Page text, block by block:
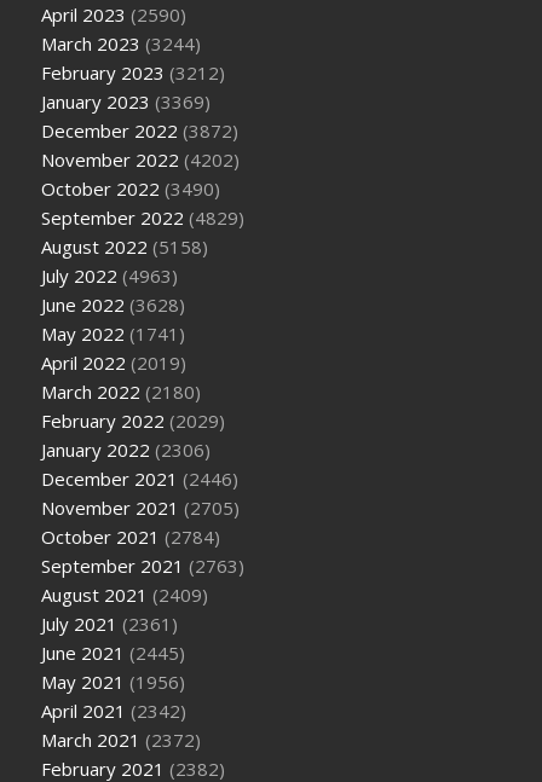
April 2023 (2590)
March 2023 (3244)
February 2023 (3212)
January 2023 (3369)
December 2022 (3872)
November 2022 (4202)
October 2022 (3490)
September 2022 (4829)
August 2022 (5158)
July 2022 (4963)
June 2022 (3628)
May 2022 (1741)
April 2022 (2019)
March 2022 (2180)
February 2022 (2029)
January 2022 (2306)
December 2021 (2446)
November 2021 (2705)
October 2021 (2784)
September 2021 (2763)
August 2021 (2409)
July 2021 (2361)
June 2021 (2445)
May 2021 (1956)
April 2021 (2342)
March 2021 (2372)
February 2021 (2382)